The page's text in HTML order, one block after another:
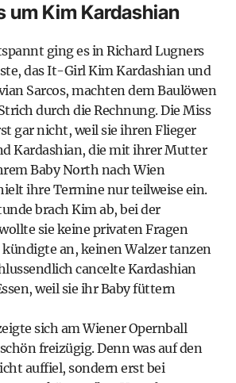
um Kim Kardashian
ging es in Richard Lugners
das It-Girl Kim Kardashian und
Sarcos, machten dem Baulöwen
durch die Rechnung. Die Miss
gar nicht, weil sie ihren Flieger
Kardashian, die mit ihrer Mutter
Baby North nach Wien
ihre Termine nur teilweise ein.
brach Kim ab, bei der
sie keine privaten Fragen
an, keinen Walzer tanzen
cancelte Kardashian
weil sie ihr Baby füttern
sich am Wiener Opernball
freizügig. Denn was auf den
auffiel, sondern erst bei